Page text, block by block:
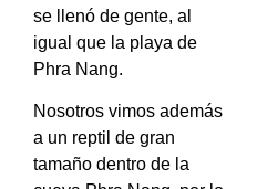
se llenó de gente, al
igual que la playa de
Phra Nang.
Nosotros vimos además
a un reptil de gran
tamaño dentro de la